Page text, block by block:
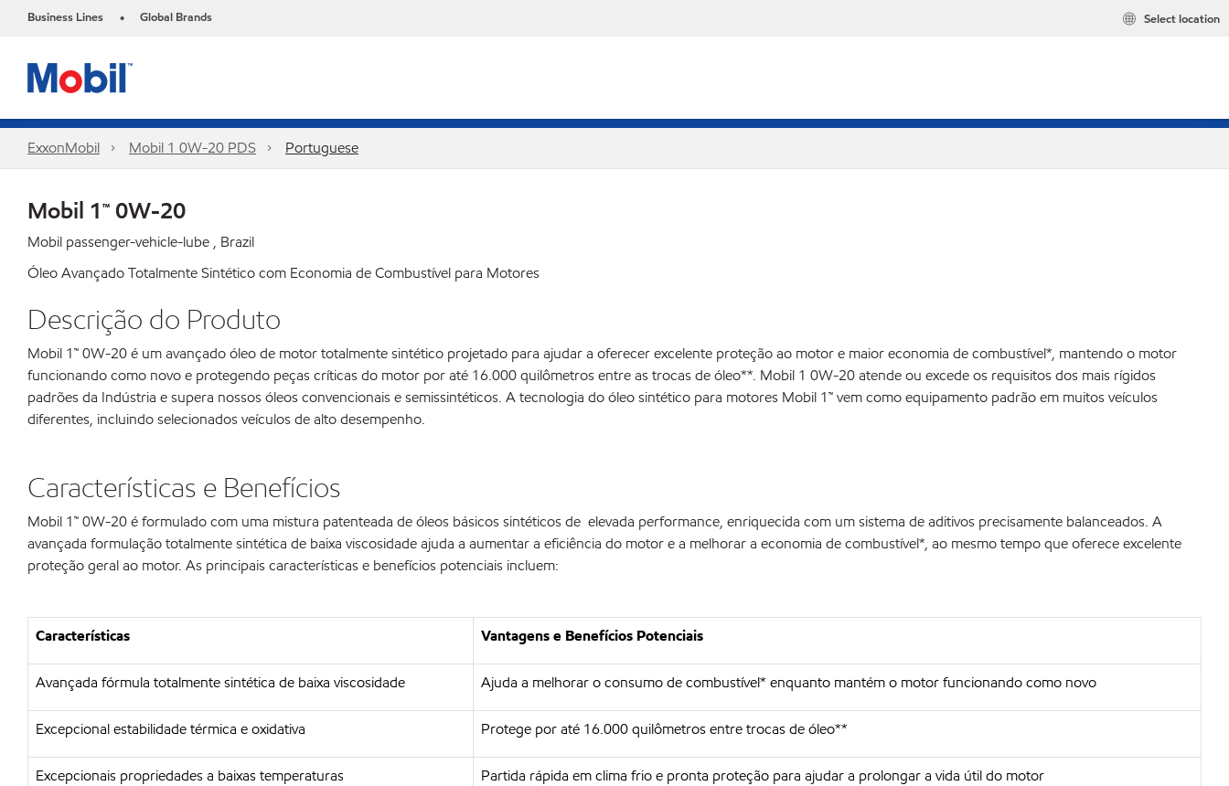
Business Lines • Global Brands Select location
ExxonMobil Mobil 1 0W-20 PDS Portuguese
Mobil 1™ 0W-20
Mobil passenger-vehicle-lube , Brazil
Óleo Avançado Totalmente Sintético com Economia de Combustível para Motores
Descrição do Produto
Mobil 1™ 0W-20 é um avançado óleo de motor totalmente sintético projetado para ajudar a oferecer excelente proteção ao motor e maior economia de combustível*, mantendo o motor
funcionando como novo e protegendo peças críticas do motor por até 16.000 quilômetros entre as trocas de óleo**. Mobil 1 0W-20 atende ou excede os requisitos dos mais rígidos
padrões da Indústria e supera nossos óleos convencionais e semissintéticos. A tecnologia do óleo sintético para motores Mobil 1™ vem como equipamento padrão em muitos veículos
diferentes, incluindo selecionados veículos de alto desempenho.
Características e Benefícios
Mobil 1™ 0W-20 é formulado com uma mistura patenteada de óleos básicos sintéticos de elevada performance, enriquecida com um sistema de aditivos precisamente balanceados. A
avançada formulação totalmente sintética de baixa viscosidade ajuda a aumentar a eficiência do motor e a melhorar a economia de combustível*, ao mesmo tempo que oferece excelente
proteção geral ao motor. As principais características e benefícios potenciais incluem:
Características Vantagens e Benefícios Potenciais
Avançada fórmula totalmente sintética de baixa viscosidade Ajuda a melhorar o consumo de combustível* enquanto mantém o motor funcionando como novo
Excepcional estabilidade térmica e oxidativa Protege por até 16.000 quilômetros entre trocas de óleo**
Excepcionais propriedades a baixas temperaturas Partida rápida em clima frio e pronta proteção para ajudar a prolongar a vida útil do motor